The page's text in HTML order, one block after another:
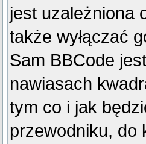
jest uzależniona
także wyłączać
Sam BBCode
nawiasach
tym co i jak
przewodniku, do